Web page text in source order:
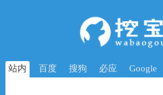
站内 百度 搜狗 必应 Google